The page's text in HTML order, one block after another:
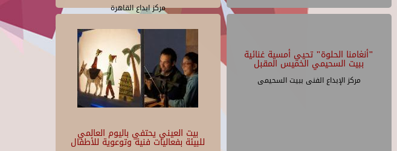
مركز ابداع القاهرة
بيت العيني يحتفي باليوم العالمي
للبيئة بفعاليات فنية وتوعوية للأطفال
"أنغامنا الحلوة" تحيي أمسية غنائية
ببيت السحيمي الخميس المقبل
مركز الإبداع الفنى ببيت السحيمى